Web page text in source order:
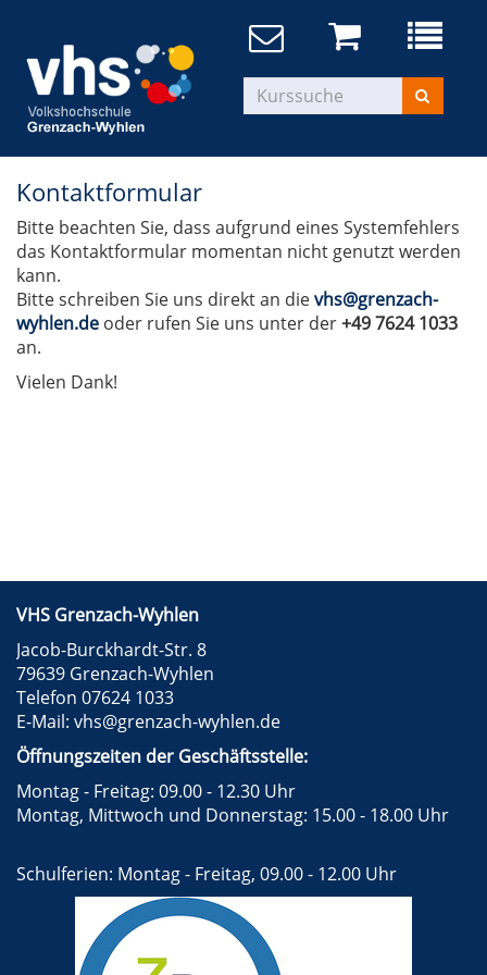
Kontaktformular
Bitte beachten Sie, dass aufgrund eines Systemfehlers
das Kontaktformular momentan nicht genutzt werden
kann.
Bitte schreiben Sie uns direkt an dievhs@grenzach-
wyhlen.de oder rufen Sie uns unter der+49 7624 1033
an.
Vielen Dank!
VHS Grenzach-Wyhlen
Jacob-Burckhardt-Str. 8
79639 Grenzach-Wyhlen
Telefon 07624 1033
E-Mail: vhs@grenzach-wyhlen.de
Öffnungszeiten der Geschäftsstelle:
Montag - Freitag: 09.00 - 12.30 Uhr
Montag, Mittwoch und Donnerstag: 15.00 - 18.00 Uhr
Schulferien: Montag - Freitag, 09.00 - 12.00 Uhr